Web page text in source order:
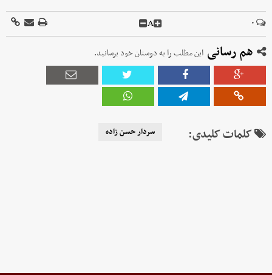
۰ A
هم رسانی این مطلب را به دوستان خود برسانید.
کلمات کلیدی: سردار حسن زاده